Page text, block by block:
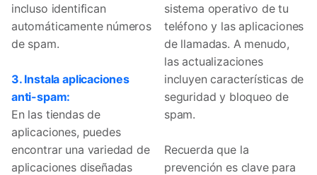
incluso identifican
automáticamente números
de spam.
3. Instala aplicaciones
anti-spam:
En las tiendas de
aplicaciones, puedes
encontrar una variedad de
aplicaciones diseñadas
sistema operativo de tu
teléfono y las aplicaciones
de llamadas. A menudo,
las actualizaciones
incluyen características de
seguridad y bloqueo de
spam.
Recuerda que la
prevención es clave para